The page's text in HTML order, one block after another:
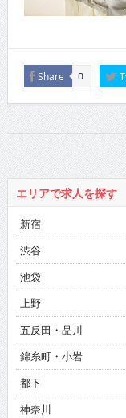
Share 0
エリアで求人を探す
新宿
渋谷
池袋
上野
五反田・品川
錦糸町・小岩
都下
神奈川